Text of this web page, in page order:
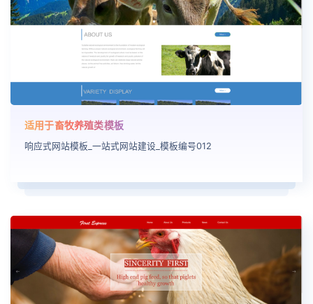
适用于畜牧养殖类模板
响应式网站模板_一站式网站建设_模板编号012